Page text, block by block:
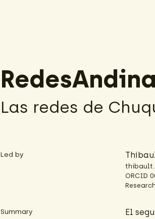
Las redes de
Led by
ORCID
Summary
El